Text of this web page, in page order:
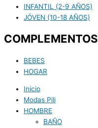
INFANTIL (2-9 AÑOS)
JÓVEN (10-18 AÑOS)
COMPLEMENTOS
BEBES
HOGAR
Inicio
Modas Pili
HOMBRE
BAÑO